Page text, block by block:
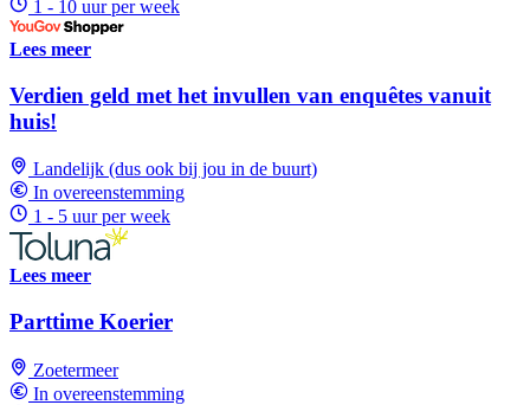
1 - 10 uur per week
Lees meer
Verdien geld met het invullen van enquêtes vanuit
huis!
Landelijk (dus ook bij jou in de buurt)
In overeenstemming
1 - 5 uur per week
Lees meer
Parttime Koerier
Zoetermeer
In overeenstemming